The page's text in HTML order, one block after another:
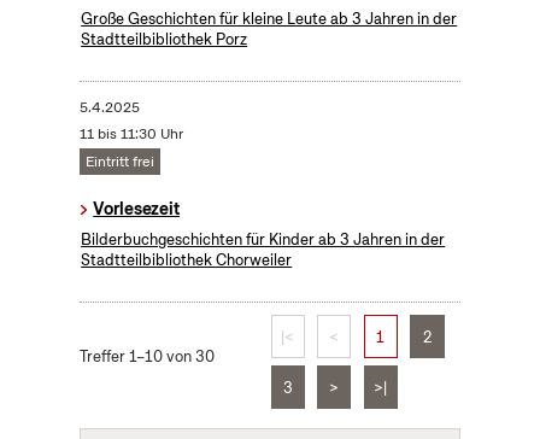
Große Geschichten für kleine Leute ab 3 Jahren in der
Stadtteilbibliothek Porz
5.4.2025
11 bis 11:30 Uhr
Eintritt frei
Vorlesezeit
Bilderbuchgeschichten für Kinder ab 3 Jahren in der
Stadtteilbibliothek Chorweiler
Treffer 1–10 von 30
|< < 1 2
3 > >|